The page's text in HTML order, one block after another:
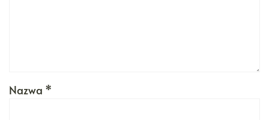
Nazwa *